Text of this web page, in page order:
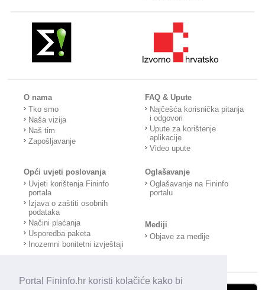
Portal Fininfo.hr koristi kolačiće kako bi
O nama
Tko smo
Naša vizija
Naš tim
Zapošljavanje
FAQ & Upute
Najčešća korisnička pitanja
i odgovori
Upute za korištenje
aplikacije
Video upute
Opći uvjeti poslovanja
Uvjeti korištenja Fininfo
portala
Izjava o zaštiti osobnih
podataka
Načini plaćanja
Usporedba paketa
Inozemni bonitetni izvještaji
Oglašavanje
Oglašavanje na Fininfo
portalu
Mediji
Objave za medije